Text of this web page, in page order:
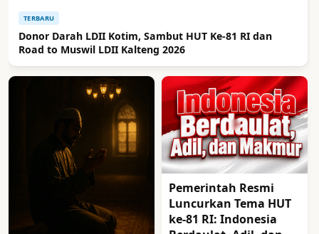
TERBARU
Donor Darah LDII Kotim, Sambut HUT Ke-81 RI dan
Road to Muswil LDII Kalteng 2026
Pemerintah Resmi
Luncurkan Tema HUT
ke-81 RI: Indonesia